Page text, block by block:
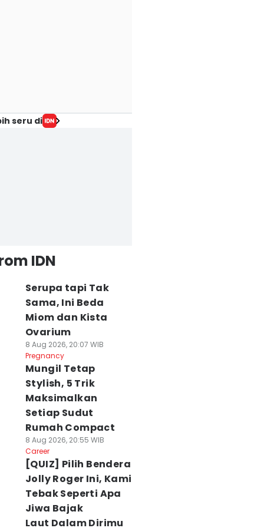
seru di
IDN
Serupa tapi Tak
Sama, Ini Beda
Miom dan Kista
Ovarium
8 Aug 2026, 20:07 WIB
Pregnancy
Mungil Tetap
Stylish, 5 Trik
Maksimalkan
Setiap Sudut
Rumah Compact
8 Aug 2026, 20:55 WIB
Career
[QUIZ] Pilih Bendera
Jolly Roger Ini, Kami
Tebak Seperti Apa
Jiwa Bajak
Laut Dalam Dirimu